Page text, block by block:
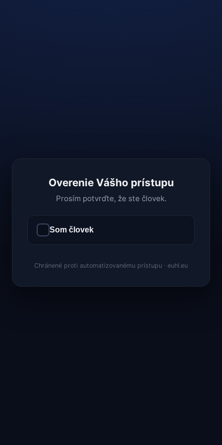
Overenie Vášho prístupu
Prosím potvrďte, že ste človek.
Som človek
Chránené proti automatizovanému prístupu · euhl.eu